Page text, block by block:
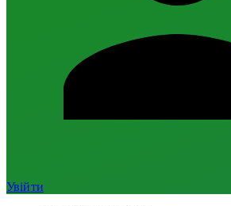
Увійти